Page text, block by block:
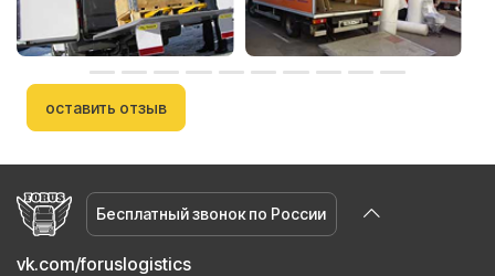
оставить отзыв
Бесплатный звонок по России
vk.com/foruslogistics